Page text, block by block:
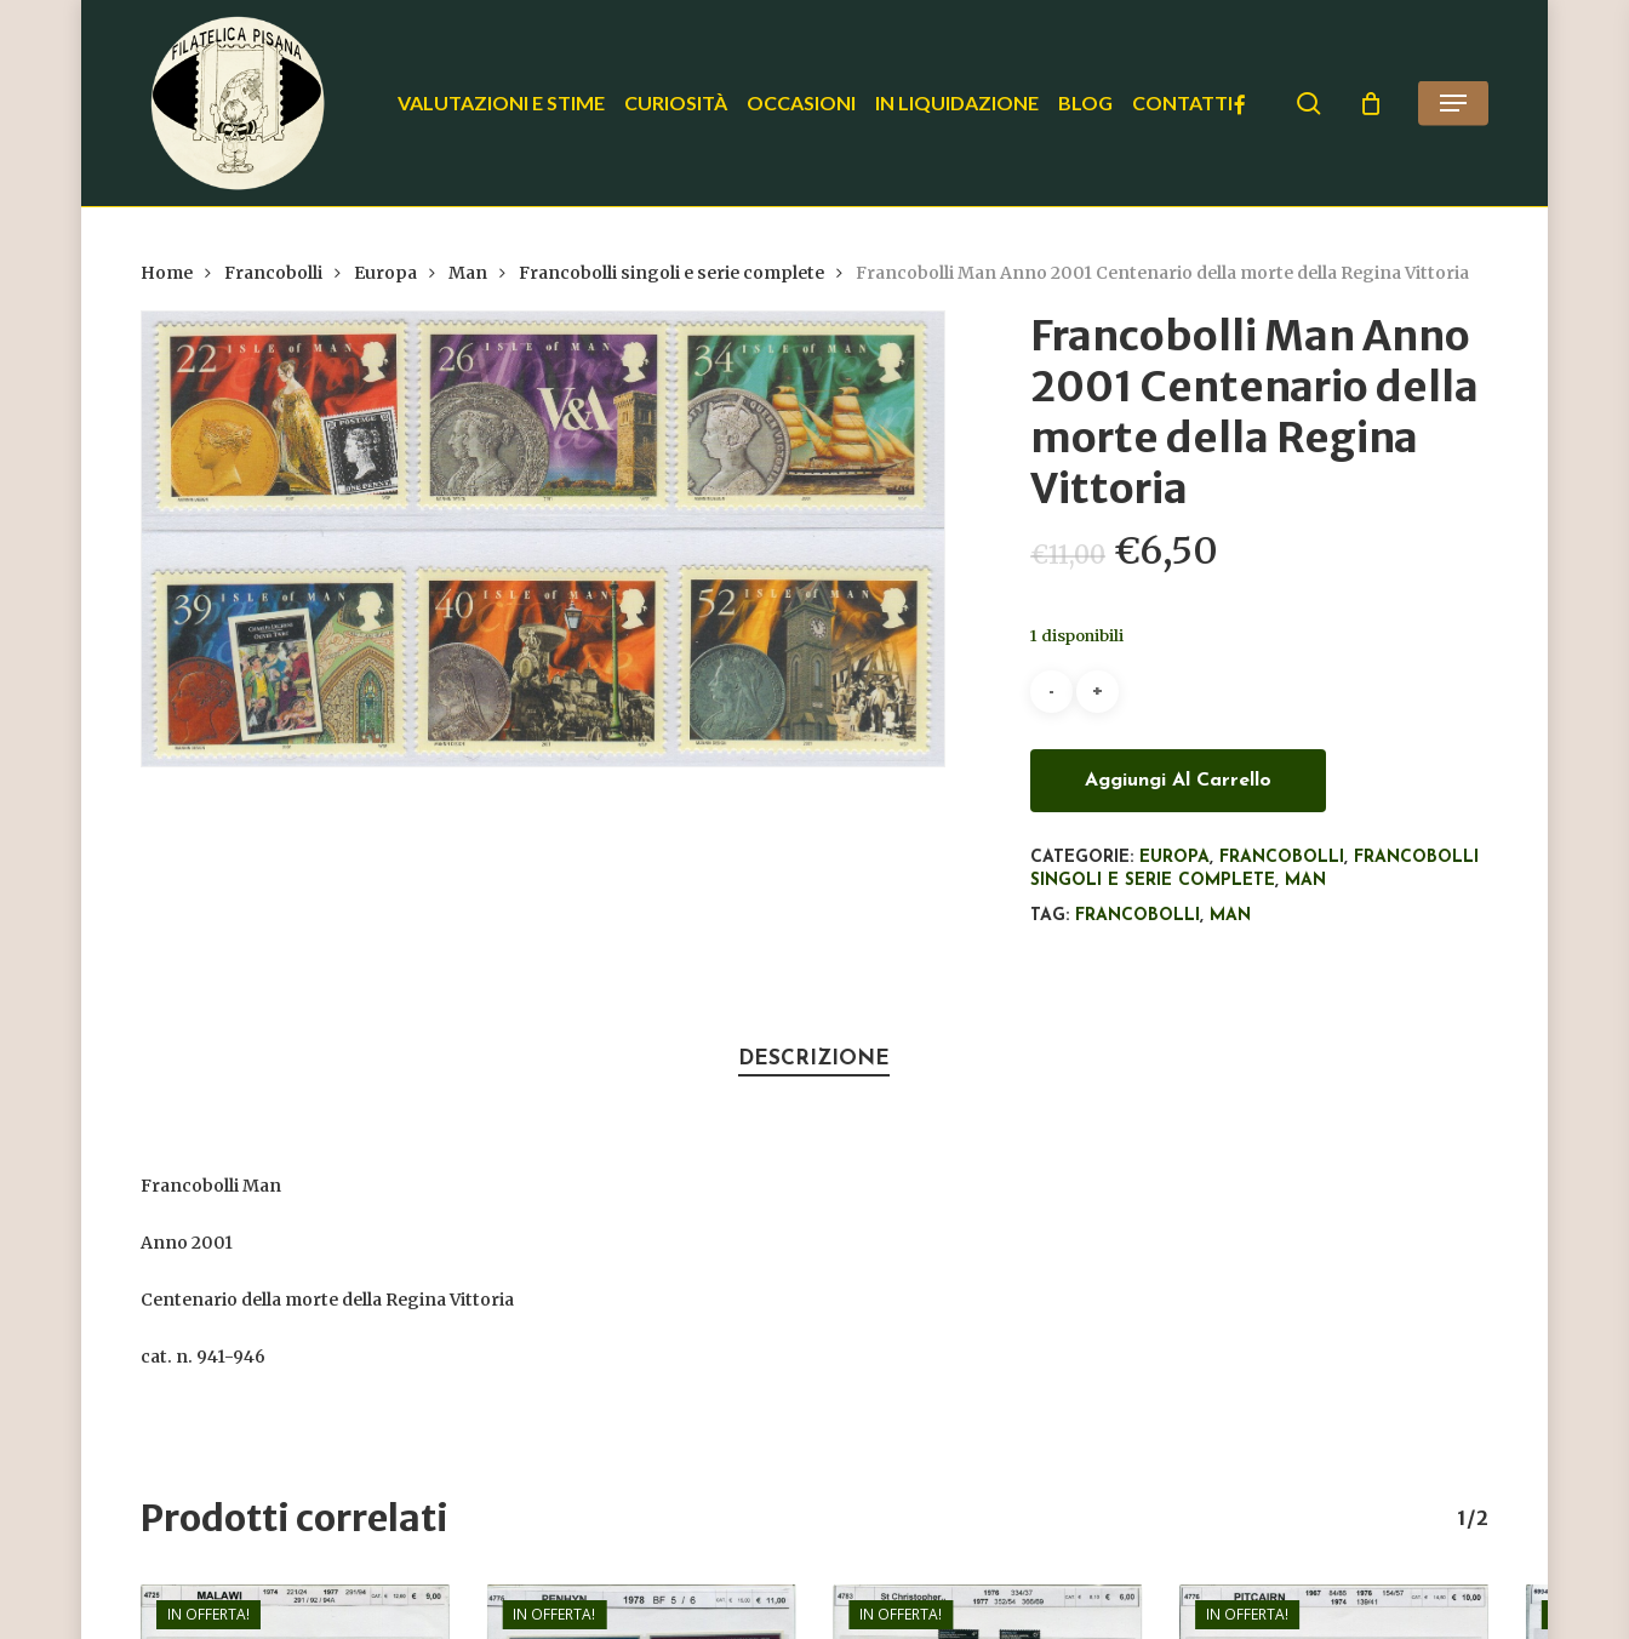
VALUTAZIONI E STIME CURIOSITÀ OCCASIONI IN LIQUIDAZIONE BLOG CONTATTIFACEBOOK search Menu
Home Francobolli Europa Man Francobolli singoli e serie complete Francobolli Man Anno 2001 Centenario della morte della Regina Vittoria
Francobolli Man Anno
2001 Centenario della
morte della Regina
Vittoria
€11,00 Il
prezzo
originale
€6,50
1 disponibili
Aggiungi Al Carrello
CATEGORIE: EUROPA, FRANCOBOLLI, FRANCOBOLLI
SINGOLI E SERIE COMPLETE, MAN
TAG: FRANCOBOLLI, MAN
DESCRIZIONE
Francobolli Man
Anno 2001
Centenario della morte della Regina Vittoria
cat. n. 941-946
Prodotti correlati 1/2
IN OFFERTA! IN OFFERTA! IN OFFERTA! IN OFFERTA!